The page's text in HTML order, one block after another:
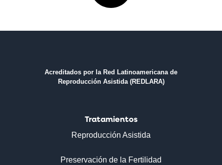
Acreditados por la Red Latinoamericana de
Reproducción Asistida (REDLARA)
Tratamientos
Reproducción Asistida
Preservación de la Fertilidad